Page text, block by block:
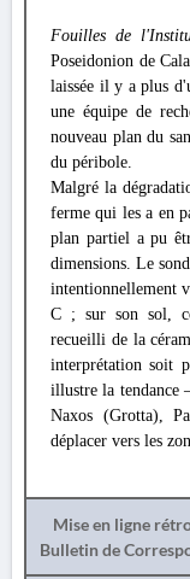
Fouilles de
Poseidonion de
laissée il y a plus
une équipe de
nouveau plan du
du péribole.
Malgré la
ferme qui les a en
plan partiel a pu
dimensions. Le
intentionnellement
C ; sur son sol,
recueilli de la
interprétation soit
illustre la tendance
Naxos (Grotta),
déplacer vers les
Mise en ligne
Bulletin de